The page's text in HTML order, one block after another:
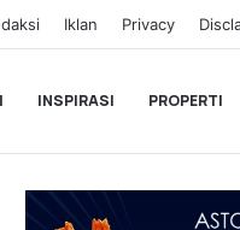
Iklan Privacy
INSPIRASI PROPERTI